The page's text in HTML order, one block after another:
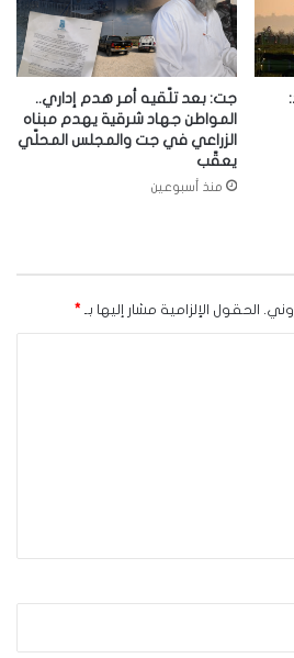
جت: بعد تلّقيه أمر هدم إداري..
المواطن جهاد شرقية يهدم مبناه
الزراعي في جت والمجلس المحلّي
يعقّب
منذ أسبوعين
الحقول الإلزامية مشار إليها بـ *